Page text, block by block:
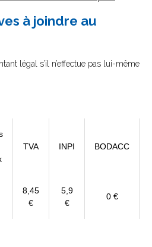
à joindre au
légal s’il n’effectue pas lui-même
TVA INPI BODACC
8,45
€
5,9
€
0 €